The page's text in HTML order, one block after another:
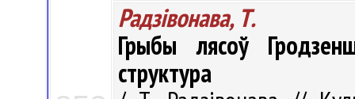
Радзівонава, Т.
Грыбы лясоў
структура